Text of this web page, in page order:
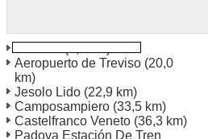
Aeropuerto de Treviso (20,0
km)
Jesolo Lido (22,9 km)
Camposampiero (33,5 km)
Castelfranco Veneto (36,3 km)
Padova Estación De Tren